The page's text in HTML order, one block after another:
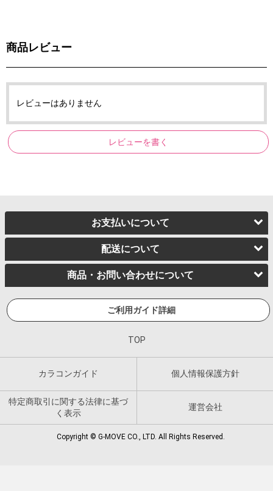
商品レビュー
レビューはありません
レビューを書く
お支払いについて
配送について
商品・お問い合わせについて
ご利用ガイド詳細
TOP
カラコンガイド 個人情報保護方針
特定商取引に関する法律に基づ
く表示
運営会社
Copyright © G-MOVE CO., LTD. All Rights Reserved.